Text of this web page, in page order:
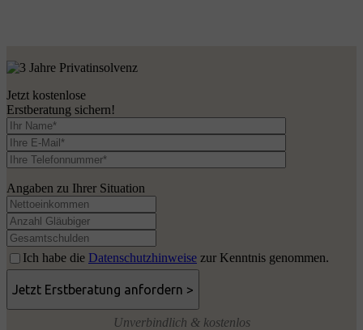
Jetzt kostenlose
Erstberatung sichern!
Angaben zu Ihrer Situation
Ich habe die Datenschutzhinweise zur Kenntnis genommen.
Unverbindlich & kostenlos